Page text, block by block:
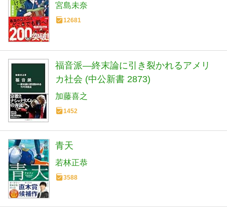
宮島未奈
12681
福音派―終末論に引き裂かれるアメリ
カ社会 (中公新書 2873)
加藤喜之
1452
青天
若林正恭
3588